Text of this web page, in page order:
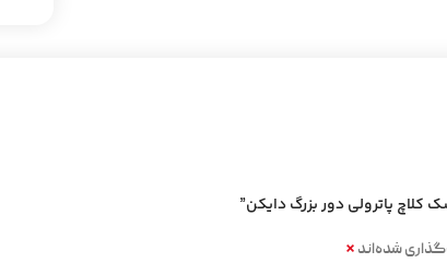
کلاچ پاترولی دور بزرگ دایکن”
شده‌اند *